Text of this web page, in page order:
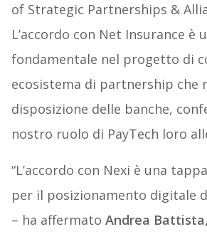
of Strategic Partnerships &
L’accordo con Net Insurance è
fondamentale nel progetto di
ecosistema di partnership che
disposizione delle banche,
nostro ruolo di PayTech loro
“L’accordo con Nexi è una
per il posizionamento digitale
– ha affermato Andrea Battista,